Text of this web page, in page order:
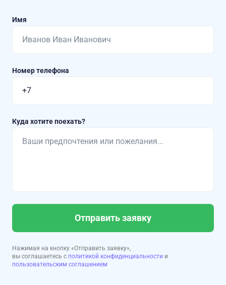
Имя
Номер телефона
Куда хотите поехать?
Отправить заявку
Нажимая на кнопку «Отправить заявку»,
вы соглашаетесь с политикой конфиденциальности и
пользовательским соглашением